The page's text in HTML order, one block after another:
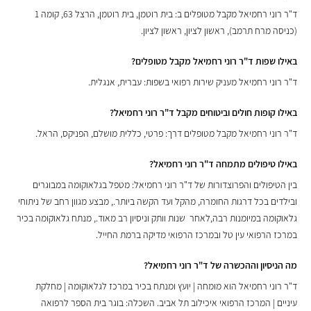
ד"ר רוני רחמיאל מקבל מטופלים ב: בית רוטמן, בית רוטמן, הרצל 63, קומה 1
(כניסה מרח תרמב), ראשון לציון, ראשון לציון.
באילו שפות ד"ר רוני רחמיאל מקבל מטופלים?
ד"ר רוני רחמיאל מעניק שירות רפואי בשפות: עברית, אנגלית.
באילו קופות חולים וביטוחים מקבל ד"ר רוני רחמיאל?
ד"ר רוני רחמיאל מקבל מטופלים דרך: פרטי, כללית מושלם, הפניקס, הראל.
באילו טיפולים מתמחה ד"ר רוני רחמיאל?
בין הטיפולים והפרוצדורות של ד"ר רוני רחמיאל: מטפל בגלאוקומה במבוגרים
ובילדים בכל דרגות החומרה, מהקל ועד הקשה ביותר., מבצע מגוון רחב של ניתוחי
גלאוקומה במיומנות רבה,לאחר שנות וותק וניסיון רב מאוד., מנתח גלאוקומה בכיר
במרכז הרפואי עין טל ובמרכז הרפואי מדיקה ברמת החייל.
מה הניסיון וההכשרה של ד"ר רוני רחמיאל?
ד"ר רוני רחמיאל הוא מומחה | יועץ ומנתח בכיר במרכז לגלאוקומה | מחלקת
עיניים | המרכז הרפואי איכילוב תל אביב. השכלה: בוגר בית הספר לרפואה